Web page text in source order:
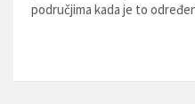
područjima kada je to